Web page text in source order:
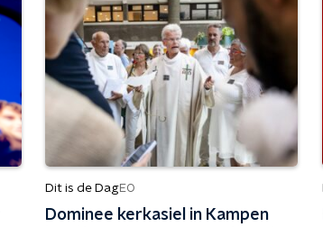
Dit is de DagEO
Dominee kerkasiel in Kampen